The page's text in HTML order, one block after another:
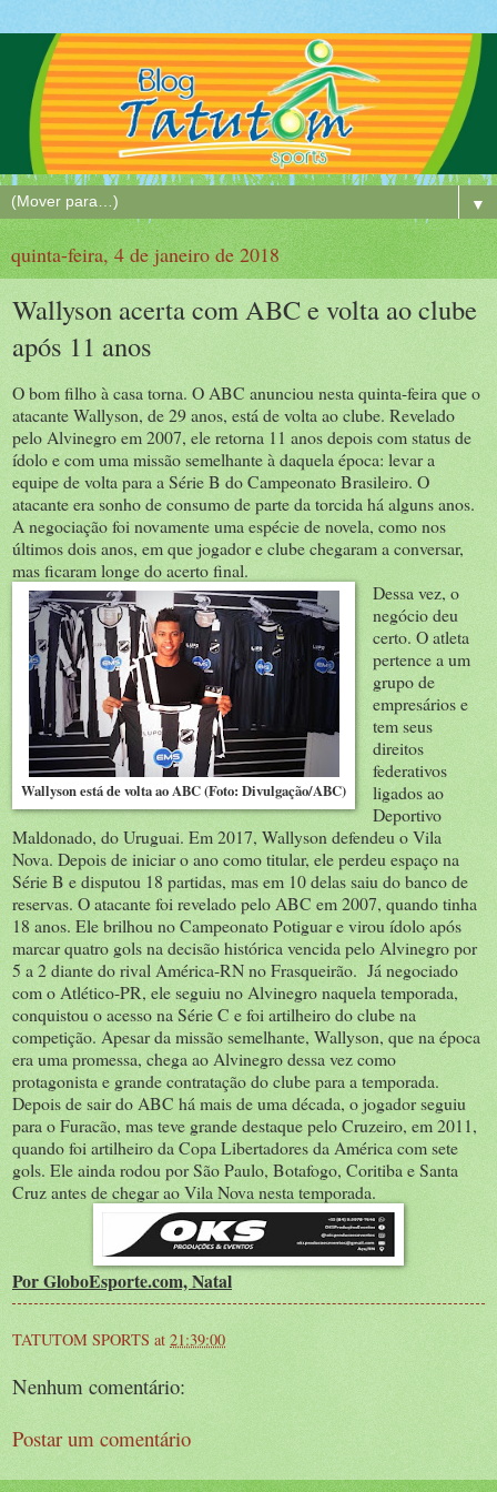
▼
quinta-feira, 4 de janeiro de 2018
Wallyson acerta com ABC e volta ao clube
após 11 anos
O bom filho à casa torna. O ABC anunciou nesta quinta-feira que o
atacante Wallyson, de 29 anos, está de volta ao clube. Revelado
pelo Alvinegro em 2007, ele retorna 11 anos depois com status de
ídolo e com uma missão semelhante à daquela época: levar a
equipe de volta para a Série B do Campeonato Brasileiro. O
atacante era sonho de consumo de parte da torcida há alguns anos.
A negociação foi novamente uma espécie de novela, como nos
últimos dois anos, em que jogador e clube chegaram a conversar,
mas ficaram longe do acerto final.
Wallyson está de volta ao ABC (Foto: Divulgação/ABC)
Dessa vez, o
negócio deu
certo. O atleta
pertence a um
grupo de
empresários e
tem seus
direitos
federativos
ligados ao
Deportivo
Maldonado, do Uruguai. Em 2017, Wallyson defendeu o Vila
Nova. Depois de iniciar o ano como titular, ele perdeu espaço na
Série B e disputou 18 partidas, mas em 10 delas saiu do banco de
reservas. O atacante foi revelado pelo ABC em 2007, quando tinha
18 anos. Ele brilhou no Campeonato Potiguar e virou ídolo após
marcar quatro gols na decisão histórica vencida pelo Alvinegro por
5 a 2 diante do rival América-RN no Frasqueirão. Já negociado
com o Atlético-PR, ele seguiu no Alvinegro naquela temporada,
conquistou o acesso na Série C e foi artilheiro do clube na
competição. Apesar da missão semelhante, Wallyson, que na época
era uma promessa, chega ao Alvinegro dessa vez como
protagonista e grande contratação do clube para a temporada.
Depois de sair do ABC há mais de uma década, o jogador seguiu
para o Furacão, mas teve grande destaque pelo Cruzeiro, em 2011,
quando foi artilheiro da Copa Libertadores da América com sete
gols. Ele ainda rodou por São Paulo, Botafogo, Coritiba e Santa
Cruz antes de chegar ao Vila Nova nesta temporada.
Por GloboEsporte.com, Natal
TATUTOM SPORTS at 21:39:00
Nenhum comentário:
Postar um comentário